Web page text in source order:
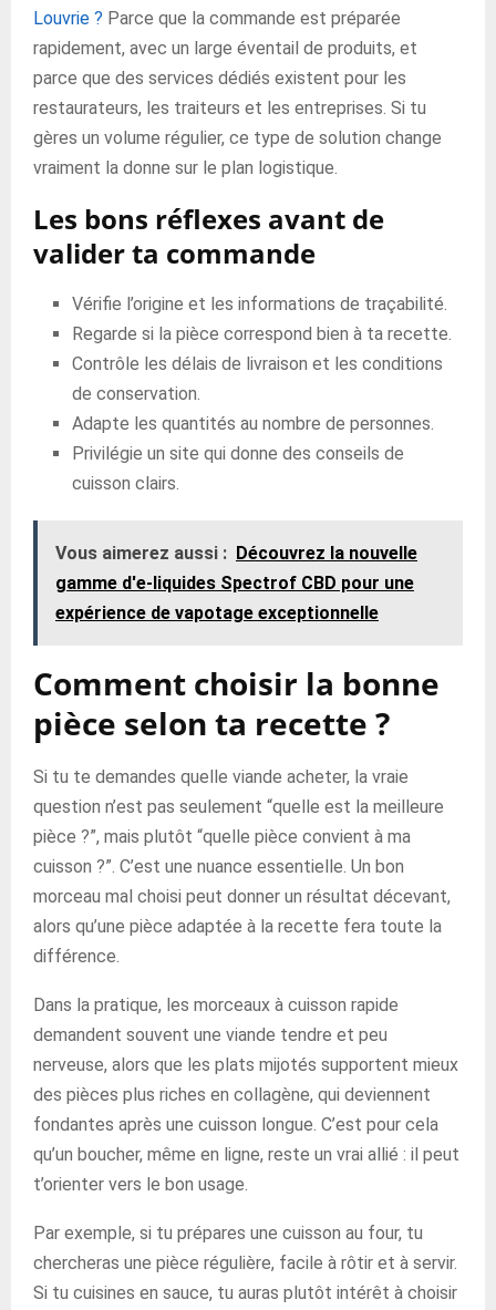
Louvrie ? Parce que la commande est préparée
rapidement, avec un large éventail de produits, et
parce que des services dédiés existent pour les
restaurateurs, les traiteurs et les entreprises. Si tu
gères un volume régulier, ce type de solution change
vraiment la donne sur le plan logistique.
Les bons réflexes avant de
valider ta commande
Vérifie l’origine et les informations de traçabilité.
Regarde si la pièce correspond bien à ta recette.
Contrôle les délais de livraison et les conditions
de conservation.
Adapte les quantités au nombre de personnes.
Privilégie un site qui donne des conseils de
cuisson clairs.
Vous aimerez aussi : Découvrez la nouvelle
gamme d'e-liquides Spectrof CBD pour une
expérience de vapotage exceptionnelle
Comment choisir la bonne
pièce selon ta recette ?
Si tu te demandes quelle viande acheter, la vraie
question n’est pas seulement “quelle est la meilleure
pièce ?”, mais plutôt “quelle pièce convient à ma
cuisson ?”. C’est une nuance essentielle. Un bon
morceau mal choisi peut donner un résultat décevant,
alors qu’une pièce adaptée à la recette fera toute la
différence.
Dans la pratique, les morceaux à cuisson rapide
demandent souvent une viande tendre et peu
nerveuse, alors que les plats mijotés supportent mieux
des pièces plus riches en collagène, qui deviennent
fondantes après une cuisson longue. C’est pour cela
qu’un boucher, même en ligne, reste un vrai allié : il peut
t’orienter vers le bon usage.
Par exemple, si tu prépares une cuisson au four, tu
chercheras une pièce régulière, facile à rôtir et à servir.
Si tu cuisines en sauce, tu auras plutôt intérêt à choisir